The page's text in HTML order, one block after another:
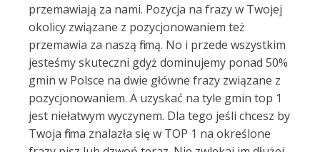
przemawiają za nami. Pozycja na frazy w Twojej
okolicy związane z pozycjonowaniem też
przemawia za naszą firmą. No i przede wszystkim
jesteśmy skuteczni gdyż dominujemy ponad 50%
gmin w Polsce na dwie główne frazy związane z
pozycjonowaniem. A uzyskać na tyle gmin top 1
jest niełatwym wyczynem. Dla tego jeśli chcesz by
Twoja firma znalazła się w TOP 1 na określone